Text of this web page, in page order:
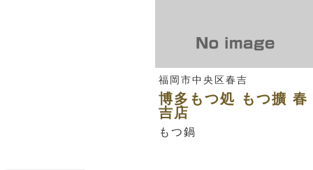
福岡市中央区春吉
博多もつ処 もつ擴 春
吉店
もつ鍋